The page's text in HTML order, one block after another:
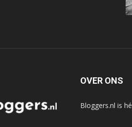
OVER ONS
Bloggers.nl is